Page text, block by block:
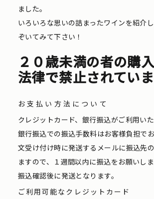
ました。
いろいろな思いの詰まったワインを紹介
ぞいてみて下さい！
２０歳未満の者の購
法律で禁止されていま
お支払い方法について
クレジットカード、銀行振込がご利用いた
銀行振込での振込手数料はお客様負担で
文受け付け時に発送するメールに振込先
ますので、１週間以内に振込をお願いし
振込確認後に発送となります。
ご利用可能なクレジットカード